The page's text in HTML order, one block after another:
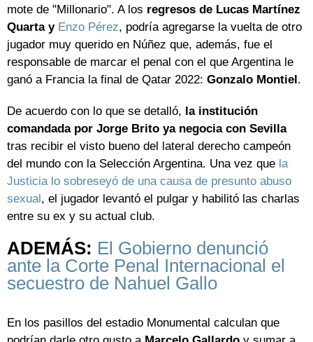
mote de "Millonario". A los regresos de Lucas Martínez
Quarta y Enzo Pérez, podría agregarse la vuelta de otro
jugador muy querido en Núñez que, además, fue el
responsable de marcar el penal con el que Argentina le
ganó a Francia la final de Qatar 2022: Gonzalo Montiel.
De acuerdo con lo que se detalló, la institución
comandada por Jorge Brito ya negocia con Sevilla
tras recibir el visto bueno del lateral derecho campeón
del mundo con la Selección Argentina. Una vez que la
Justicia lo sobreseyó de una causa de presunto abuso
sexual, el jugador levantó el pulgar y habilitó las charlas
entre su ex y su actual club.
ADEMÁS: El Gobierno denunció
ante la Corte Penal Internacional el
secuestro de Nahuel Gallo
En los pasillos del estadio Monumental calculan que